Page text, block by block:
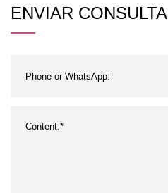
calidad
ENVIAR CONSULTA